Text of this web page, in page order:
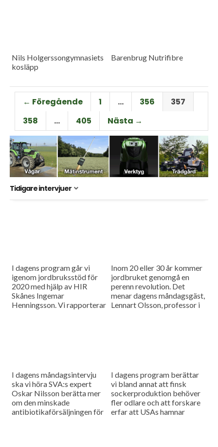
Nils Holgerssongymnasiets
kosläpp
Barenbrug Nutrifibre
← Föregående 1 … 356
357
358
… 405 Nästa →
Tidigare intervjuer
I dagens program går vi
igenom jordbruksstöd för
2020 med hjälp av HIR
Skånes Ingemar
Henningsson. Vi rapporterar
Inom 20 eller 30 år kommer
jordbruket genomgå en
perenn revolution. Det
menar dagens måndagsgäst,
Lennart Olsson, professor i
I dagens måndagsintervju
ska vi höra SVA:s expert
Oskar Nilsson berätta mer
om den minskade
antibiotikaförsäljningen för
I dagens program berättar
vi bland annat att finsk
sockerproduktion behöver
fler odlare och att forskare
erfar att USAs hamnar